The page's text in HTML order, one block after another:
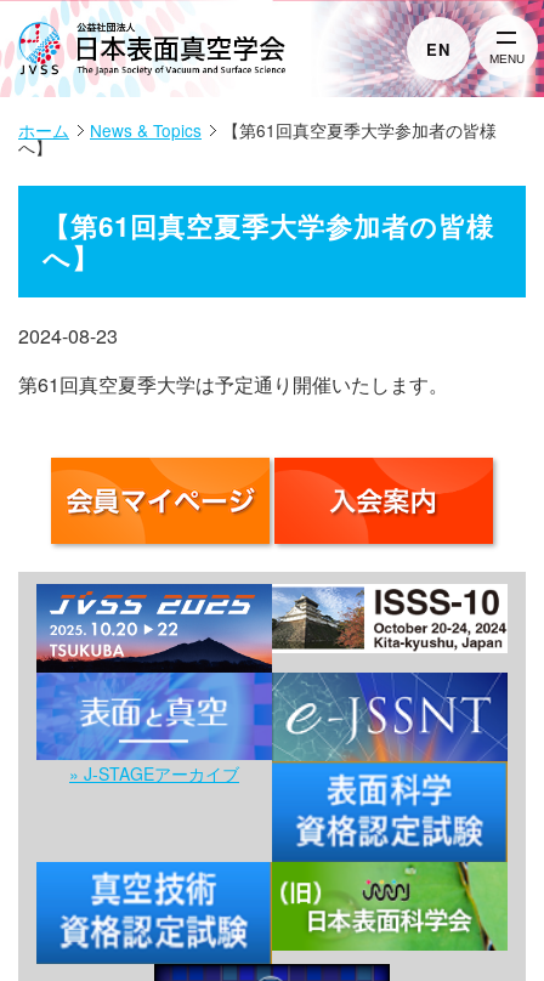
EN MENU
ホーム News & Topics 【第61回真空夏季大学参加者の皆様
へ】
【第61回真空夏季大学参加者の皆様
へ】
2024-08-23
第61回真空夏季大学は予定通り開催いたします。
» J-STAGEアーカイブ